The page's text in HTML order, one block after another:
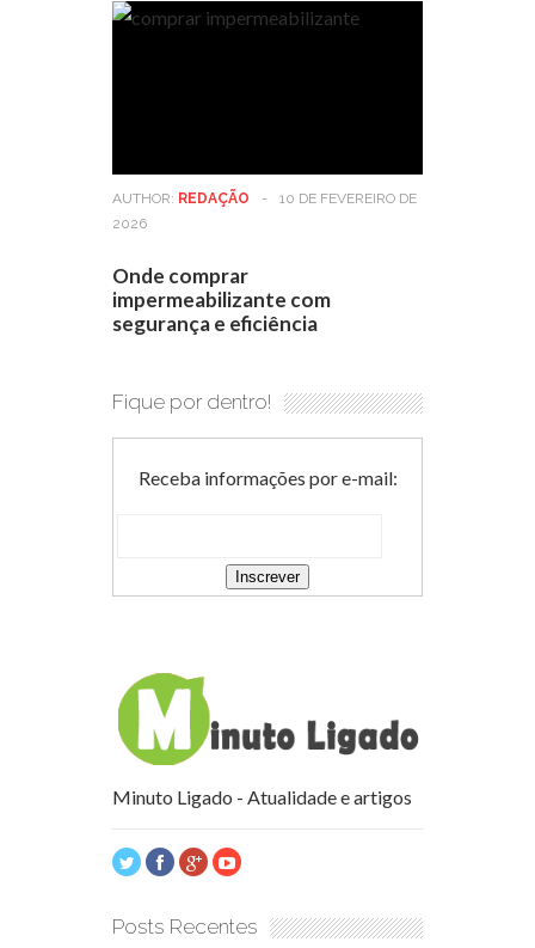
AUTHOR: REDAÇÃO -
10 DE FEVEREIRO DE
2026
Onde comprar
impermeabilizante com
segurança e eficiência
Fique por dentro!
Receba informações por e-mail:
Minuto Ligado - Atualidade e artigos
Posts Recentes